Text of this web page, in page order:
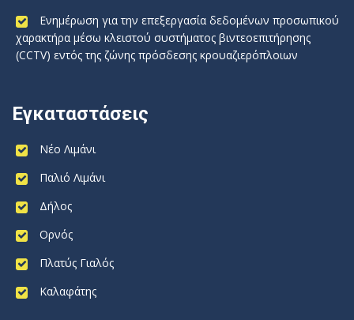
Ενημέρωση για την επεξεργασία δεδομένων προσωπικού
χαρακτήρα μέσω κλειστού συστήματος βιντεοεπιτήρησης
(CCTV) εντός της ζώνης πρόσδεσης κρουαζιερόπλοιων
Εγκαταστάσεις
Νέο Λιμάνι
Παλιό Λιμάνι
Δήλος
Ορνός
Πλατύς Γιαλός
Καλαφάτης